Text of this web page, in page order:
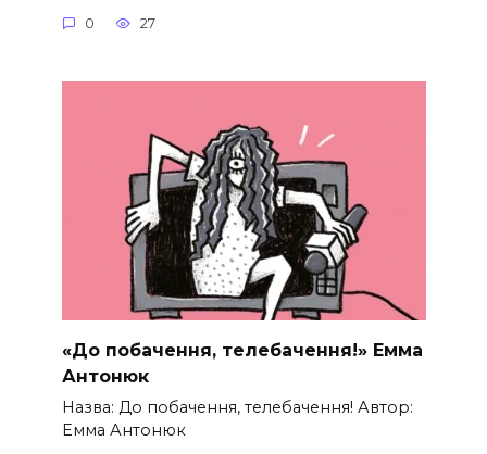
0 27
«До побачення, телебачення!» Емма
Антонюк
Назва: До побачення, телебачення! Автор:
Емма Антонюк